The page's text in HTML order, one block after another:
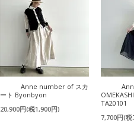
Anne number of スカ
ート Byonbyon
20,900円(税1,900円)
TA20101
7,700円(税